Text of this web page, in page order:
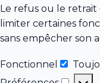
Le refus ou le
limiter certaines
sans empêcher son
Fonctionnel